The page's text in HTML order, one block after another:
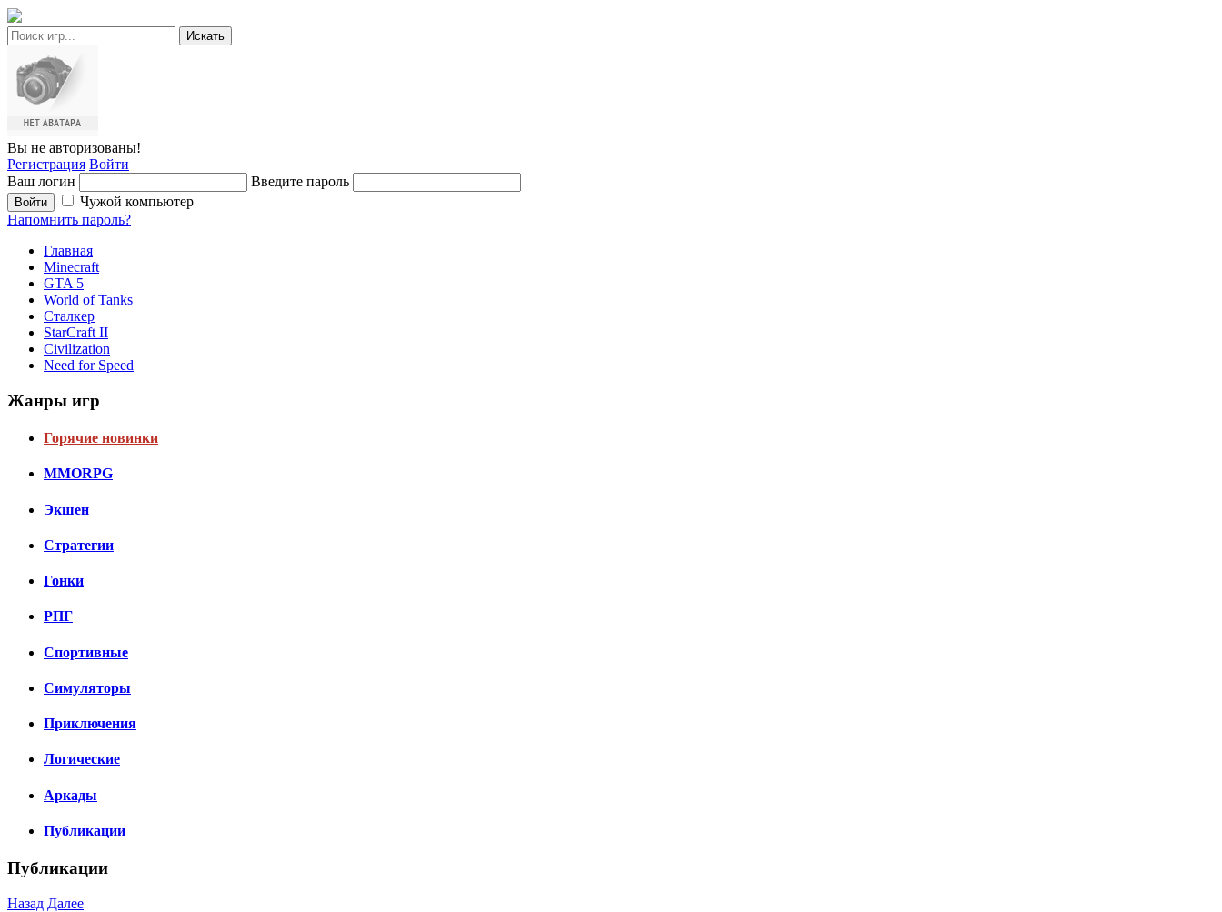
Искать
Вы не авторизованы!
Регистрация Войти
Ваш логин
Введите пароль
Войти
Чужой компьютер
Напомнить пароль?
Главная
Minecraft
GTA 5
World of Tanks
Сталкер
StarCraft II
Civilization
Need for Speed
Жанры игр
Горячие новинки
MMORPG
Экшен
Стратегии
Гонки
РПГ
Спортивные
Симуляторы
Приключения
Логические
Аркады
Публикации
Публикации
Назад Далее